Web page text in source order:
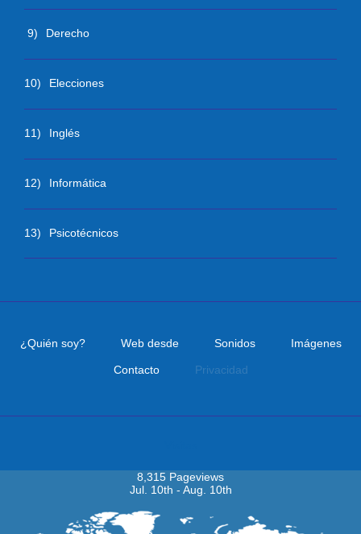
9) Derecho
10) Elecciones
11) Inglés
12) Informática
13) Psicotécnicos
¿Quién soy? Web desde Sonidos Imágenes
Contacto Privacidad
8,315 Pageviews
Jul. 10th - Aug. 10th